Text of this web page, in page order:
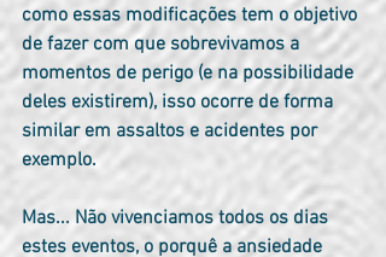
como essas modificações tem o objetivo
de fazer com que sobrevivamos a
momentos de perigo (e na possibilidade
deles existirem), isso ocorre de forma
similar em assaltos e acidentes por
exemplo.
Mas... Não vivenciamos todos os dias
estes eventos, o porquê a ansiedade